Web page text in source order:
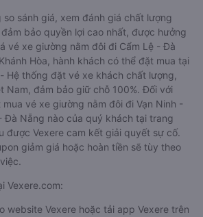
so sánh giá, xem đánh giá chất lượng
bảo quyền lợi cao nhất, được hưởng
vé xe giường nằm đôi đi Cẩm Lệ - Đà
Hòa, hành khách có thể đặt mua tại
Hệ thống đặt vé xe khách chất lượng,
Nam, đảm bảo giữ chỗ 100%. Đối với
vé xe giường nằm đôi đi Vạn Ninh -
Đà Nẵng nào của quý khách tại trang
được Vexere cam kết giải quyết sự cố.
giảm giá hoặc hoàn tiền sẽ tùy theo
Vexere.com:
website Vexere hoặc tải app Vexere trên